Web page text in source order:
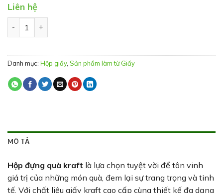
Liên hệ
Danh mục: Hộp giấy, Sản phẩm làm từ Giấy
MÔ TẢ
Hộp đựng quà kraft là lựa chọn tuyệt vời để tôn vinh
giá trị của những món quà, đem lại sự trang trọng và tinh
tế. Với chất liệu giấy kraft cao cấp cùng thiết kế đa dạng